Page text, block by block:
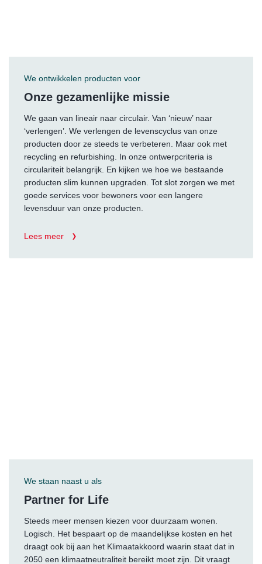
We ontwikkelen producten voor
Onze gezamenlijke missie
We gaan van lineair naar circulair. Van ‘nieuw’ naar
‘verlengen’. We verlengen de levenscyclus van onze
producten door ze steeds te verbeteren. Maar ook met
recycling en refurbishing. In onze ontwerpcriteria is
circulariteit belangrijk. En kijken we hoe we bestaande
producten slim kunnen upgraden. Tot slot zorgen we met
goede services voor bewoners voor een langere
levensduur van onze producten.
Lees meer
We staan naast u als
Partner for Life
Steeds meer mensen kiezen voor duurzaam wonen.
Logisch. Het bespaart op de maandelijkse kosten en het
draagt ook bij aan het Klimaatakkoord waarin staat dat in
2050 een klimaatneutraliteit bereikt moet zijn. Dit vraagt